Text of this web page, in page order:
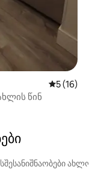
საშუალო
5 (16)
წინ